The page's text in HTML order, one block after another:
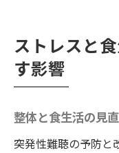
ストレスと
す影響
整体と食生活の見
突発性難聴の予防と